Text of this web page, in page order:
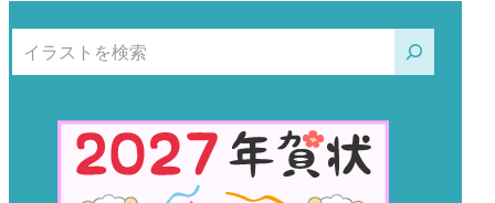
検索